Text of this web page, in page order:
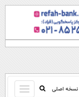
نسخه اصلی
باز